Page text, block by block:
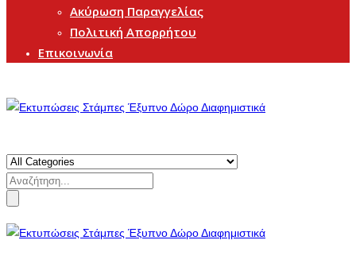
Ακύρωση Παραγγελίας
Πολιτική Απορρήτου
Επικοινωνία
Search